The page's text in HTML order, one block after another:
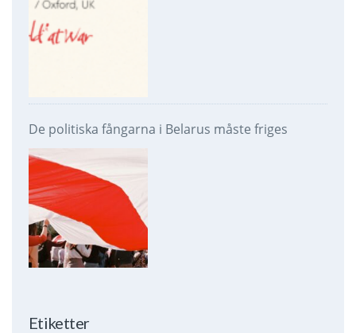
De politiska fångarna i Belarus måste friges
Etiketter